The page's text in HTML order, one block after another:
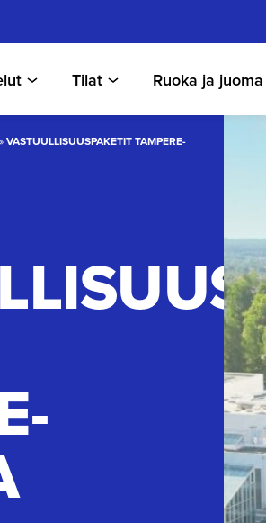
Tilat Ruoka ja juoma
»VASTUULLISUUSPAKETIT TAMPERE-